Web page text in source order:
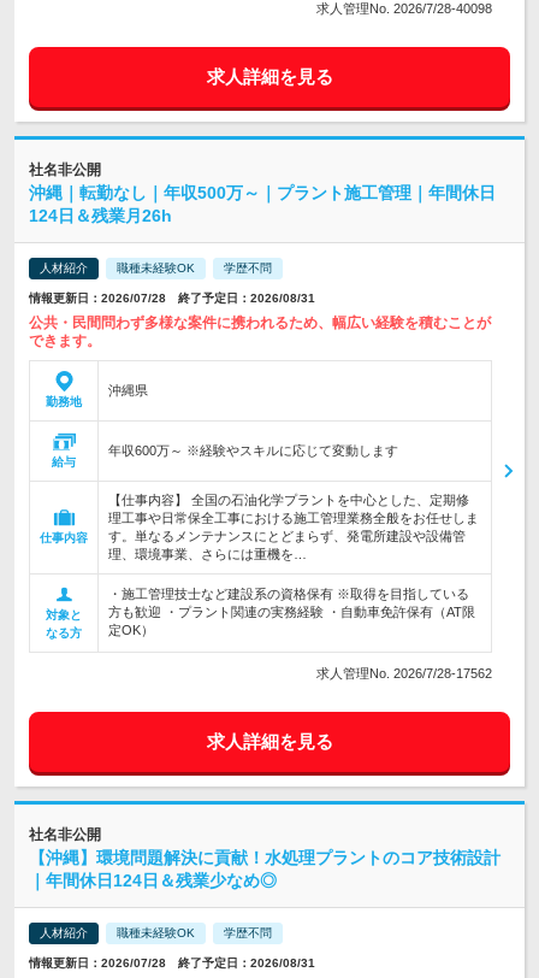
求人管理No. 2026/7/28-40098
求人詳細を見る
社名非公開
沖縄｜転勤なし｜年収500万～｜プラント施工管理｜年間休日
124日＆残業月26h
人材紹介 職種未経験OK 学歴不問
情報更新日：2026/07/28 終了予定日：2026/08/31
公共・民間問わず多様な案件に携われるため、幅広い経験を積むことが
できます。
勤務地
沖縄県
給与
年収600万～ ※経験やスキルに応じて変動します
仕事内容
【仕事内容】 全国の石油化学プラントを中心とした、定期修
理工事や日常保全工事における施工管理業務全般をお任せしま
す。単なるメンテナンスにとどまらず、発電所建設や設備管
理、環境事業、さらには重機を…
対象と
なる方
・施工管理技士など建設系の資格保有 ※取得を目指している
方も歓迎 ・プラント関連の実務経験 ・自動車免許保有（AT限
定OK）
求人管理No. 2026/7/28-17562
求人詳細を見る
社名非公開
【沖縄】環境問題解決に貢献！水処理プラントのコア技術設計
｜年間休日124日＆残業少なめ◎
人材紹介 職種未経験OK 学歴不問
情報更新日：2026/07/28 終了予定日：2026/08/31